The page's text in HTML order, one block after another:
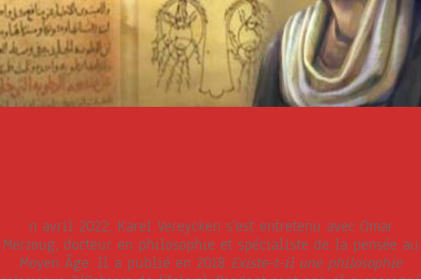
n avril 2022, Karel Vereycken s’est entretenu avec Omar
Merzoug, docteur en philosophie et spécialiste de la pensée au
Moyen Âge. Il a publié en 2018 Existe-t-il une philosophie